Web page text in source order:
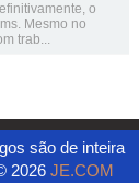
o
Mesmo no
trab...
são de inteira
2026JE.COM